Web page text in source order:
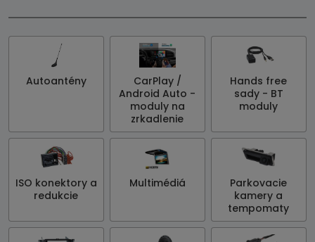
Autoantény
CarPlay /
Android Auto -
moduly na
zrkadlenie
Hands free
sady - BT
moduly
ISO konektory a
redukcie
Multimédiá
Parkovacie
kamery a
tempomaty